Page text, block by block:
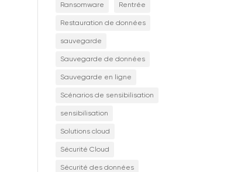
Ransomware Rentrée
Restauration de données
sauvegarde
Sauvegarde de données
Sauvegarde en ligne
Scénarios de sensibilisation
sensibilisation
Solutions cloud
Sécurité Cloud
Sécurité des données